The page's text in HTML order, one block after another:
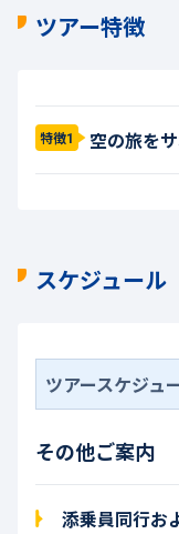
ツアー特徴
特徴1 空の旅を
スケジュール
ツアースケジュ
その他ご案内
添乗員同行お